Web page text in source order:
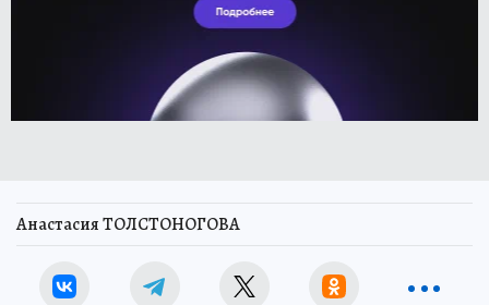
Анастасия ТОЛСТОНОГОВА